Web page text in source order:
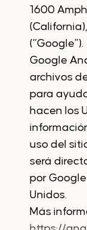
1600
(“Google”).
Google
archivos
para
hacen los
uso del
será
por
Unidos.
Más